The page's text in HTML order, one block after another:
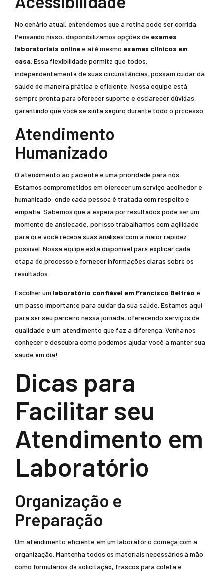
No cenário atual, entendemos que a rotina pode ser corrida.
Pensando nisso, disponibilizamos opções de exames
laboratoriais online e até mesmo exames clínicos em
casa . Essa flexibilidade permite que todos,
independentemente de suas circunstâncias, possam cuidar da
saúde de maneira prática e eficiente. Nossa equipe está
sempre pronta para oferecer suporte e esclarecer dúvidas,
garantindo que você se sinta seguro durante todo o processo.
Atendimento
Humanizado
O atendimento ao paciente é uma prioridade para nós.
Estamos comprometidos em oferecer um serviço acolhedor e
humanizado, onde cada pessoa é tratada com respeito e
empatia. Sabemos que a espera por resultados pode ser um
momento de ansiedade, por isso trabalhamos com agilidade
para que você receba suas análises com a maior rapidez
possível. Nossa equipe está disponível para explicar cada
etapa do processo e fornecer informações claras sobre os
resultados.
Escolher um laboratório confiável em Francisco Beltrão é
um passo importante para cuidar da sua saúde. Estamos aqui
para ser seu parceiro nessa jornada, oferecendo serviços de
qualidade e um atendimento que faz a diferença. Venha nos
conhecer e descubra como podemos ajudar você a manter sua
saúde em dia!
Dicas para
Facilitar seu
Atendimento em
Laboratório
Organização e
Preparação
Um atendimento eficiente em um laboratório começa com a
organização. Mantenha todos os materiais necessários à mão,
como formulários de solicitação, frascos para coleta e